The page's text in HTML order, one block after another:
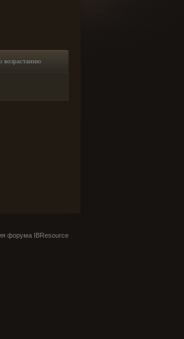
возрастанию
форума IBResource